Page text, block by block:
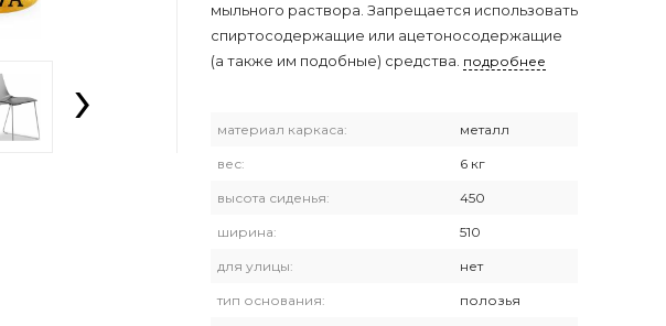
›
мыльного раствора. Запрещается использовать
спиртосодержащие или ацетоносодержащие
(а также им подобные) средства. подробнее
материал каркаса: металл
вес: 6 кг
высота сиденья: 450
ширина: 510
для улицы: нет
тип основания: полозья